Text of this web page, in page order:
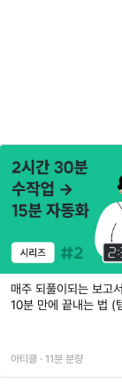
매주 되풀이되는 보고
10분 만에 끝내는 법 (
아티클 · 11분 분량